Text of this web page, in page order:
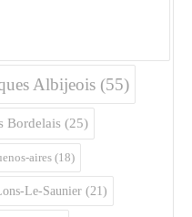
Albijeois (55)
Bordelais (25)
aires (18)
Le-Saunier (21)